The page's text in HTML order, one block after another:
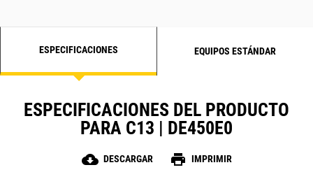
ESPECIFICACIONES EQUIPOS ESTÁNDAR
ESPECIFICACIONES DEL PRODUCTO
PARA C13 | DE450E0
cloud_download DESCARGAR print IMPRIMIR